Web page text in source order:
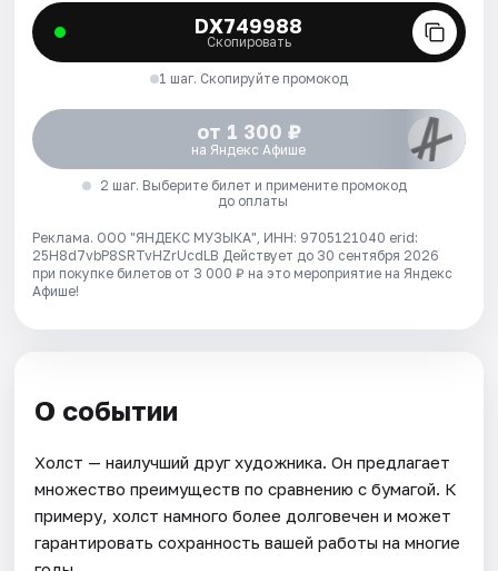
DX749988
Скопировать
1 шаг. Скопируйте промокод
от 1 300 ₽
на Яндекс Афише
2 шаг. Выберите билет и примените промокод
до оплаты
Реклама. ООО "ЯНДЕКС МУЗЫКА", ИНН: 9705121040 erid:
25H8d7vbP8SRTvHZrUcdLB Действует до 30 сентября 2026
при покупке билетов от 3 000 ₽ на это мероприятие на Яндекс
Афише!
О событии
Холст — наилучший друг художника. Он предлагает
множество преимуществ по сравнению с бумагой. К
примеру, холст намного более долговечен и может
гарантировать сохранность вашей работы на многие